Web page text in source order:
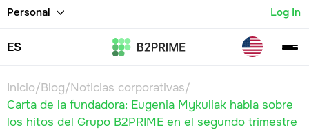
Personal Log In
ES
Inicio/Blog/Noticias corporativas/
Carta de la fundadora: Eugenia Mykuliak habla sobre
los hitos del Grupo B2PRIME en el segundo trimestre